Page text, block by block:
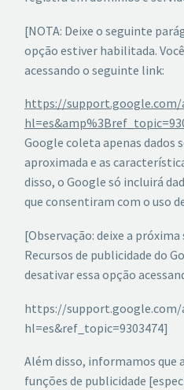
[NOTA: Deixe o seguinte
opção estiver habilitada.
acessando o seguinte link:
https://support.google.com/
Google coleta apenas dados
aproximada e as
disso, o Google só incluirá
que consentiram com o uso
[Observação: deixe a próxima
Recursos de publicidade do
desativar essa opção
https://support.google.com/
hl=es&ref_topic=9303474]
Além disso, informamos que
funções de publicidade